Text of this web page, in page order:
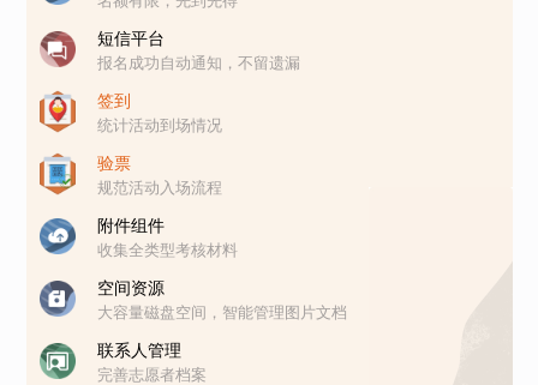
短信平台
报名成功自动通知，不留遗漏
签到
统计活动到场情况
验票
规范活动入场流程
附件组件
收集全类型考核材料
空间资源
大容量磁盘空间，智能管理图片文档
联系人管理
完善志愿者档案